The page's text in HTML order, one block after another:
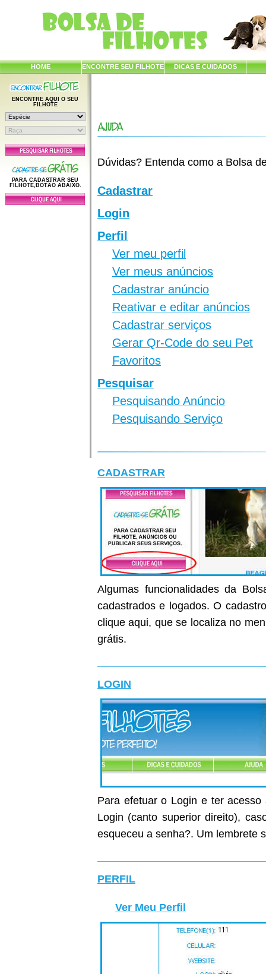
HOME ENCONTRE SEU FILHOTE DICAS E CUIDADOS
ENCONTRE AQUI O SEU
FILHOTE
PARA CADASTRAR SEU
FILHOTE,BOTÃO ABAIXO.
Dúvidas? Entenda como a Bolsa
Cadastrar
Login
Perfil
Ver meu perfil
Ver meus anúncios
Cadastrar anúncio
Reativar e editar anúncios
Cadastrar serviços
Gerar Qr-Code do seu Pet
Favoritos
Pesquisar
Pesquisando Anúncio
Pesquisando Serviço
CADASTRAR
Algumas funcionalidades da
cadastrados e logados. O
clique aqui, que se localiza no
grátis.
LOGIN
Para efetuar o Login e ter
Login (canto superior direito),
esqueceu a senha?. Um
PERFIL
Ver Meu Perfil